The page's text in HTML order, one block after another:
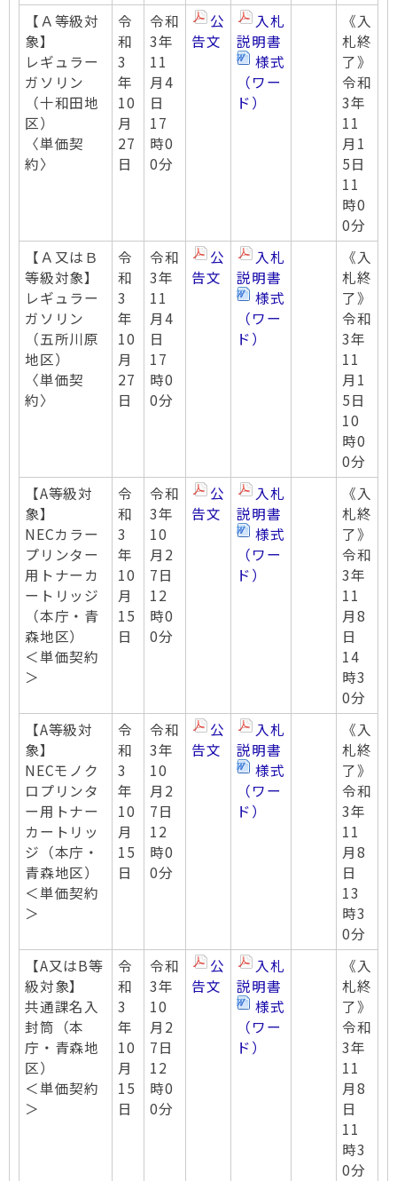
【Ａ等級対
象】
レギュラー
ガソリン
（十和田地
区）
〈単価契
約〉
令
和
3
年
10
月
27
日
令和
3年
11
月4
日
17
時0
0分
公
告文
入札
説明書
様式
（ワー
ド）
《入
札終
了》
令和
3年
11
月1
5日
11
時0
0分
【Ａ又はＢ
等級対象】
レギュラー
ガソリン
（五所川原
地区）
〈単価契
約〉
令
和
3
年
10
月
27
日
令和
3年
11
月4
日
17
時0
0分
公
告文
入札
説明書
様式
（ワー
ド）
《入
札終
了》
令和
3年
11
月1
5日
10
時0
0分
【A等級対
象】
NECカラー
プリンター
用トナーカ
ートリッジ
（本庁・青
森地区）
＜単価契約
＞
令
和
3
年
10
月
15
日
令和
3年
10
月2
7日
12
時0
0分
公
告文
入札
説明書
様式
（ワー
ド）
《入
札終
了》
令和
3年
11
月8
日
14
時3
0分
【A等級対
象】
NECモノク
ロプリンタ
ー用トナー
カートリッ
ジ（本庁・
青森地区）
＜単価契約
＞
令
和
3
年
10
月
15
日
令和
3年
10
月2
7日
12
時0
0分
公
告文
入札
説明書
様式
（ワー
ド）
《入
札終
了》
令和
3年
11
月8
日
13
時3
0分
【A又はB等
級対象】
共通課名入
封筒（本
庁・青森地
区）
＜単価契約
＞
令
和
3
年
10
月
15
日
令和
3年
10
月2
7日
12
時0
0分
公
告文
入札
説明書
様式
（ワー
ド）
《入
札終
了》
令和
3年
11
月8
日
11
時3
0分